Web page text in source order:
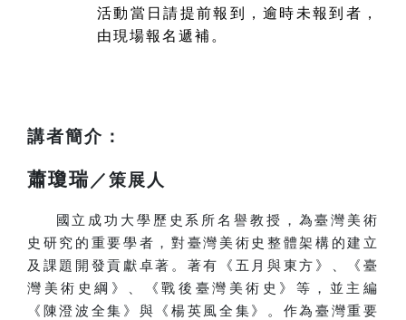
活動當日請提前報到，逾時未報到者，
由現場報名遞補。
講者簡介：
蕭瓊瑞／策展人
國立成功大學歷史系所名譽教授，為臺灣美術
史研究的重要學者，對臺灣美術史整體架構的建立
及課題開發貢獻卓著。著有《五月與東方》、《臺
灣美術史綱》、《戰後臺灣美術史》等，並主編
《陳澄波全集》與《楊英風全集》。作為臺灣重要